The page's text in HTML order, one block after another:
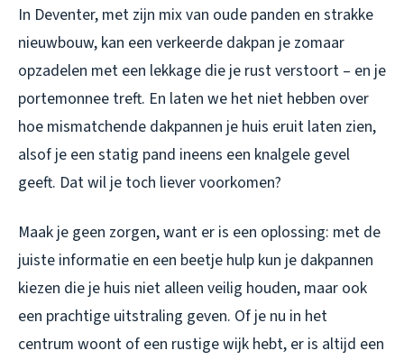
In Deventer, met zijn mix van oude panden en strakke
nieuwbouw, kan een verkeerde dakpan je zomaar
opzadelen met een lekkage die je rust verstoort – en je
portemonnee treft. En laten we het niet hebben over
hoe mismatchende dakpannen je huis eruit laten zien,
alsof je een statig pand ineens een knalgele gevel
geeft. Dat wil je toch liever voorkomen?
Maak je geen zorgen, want er is een oplossing: met de
juiste informatie en een beetje hulp kun je dakpannen
kiezen die je huis niet alleen veilig houden, maar ook
een prachtige uitstraling geven. Of je nu in het
centrum woont of een rustige wijk hebt, er is altijd een